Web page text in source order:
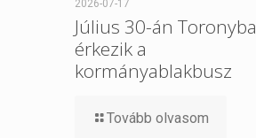
2026-07-17
Július 30-án Toronyba
érkezik a
kormányablakbusz
Tovább olvasom